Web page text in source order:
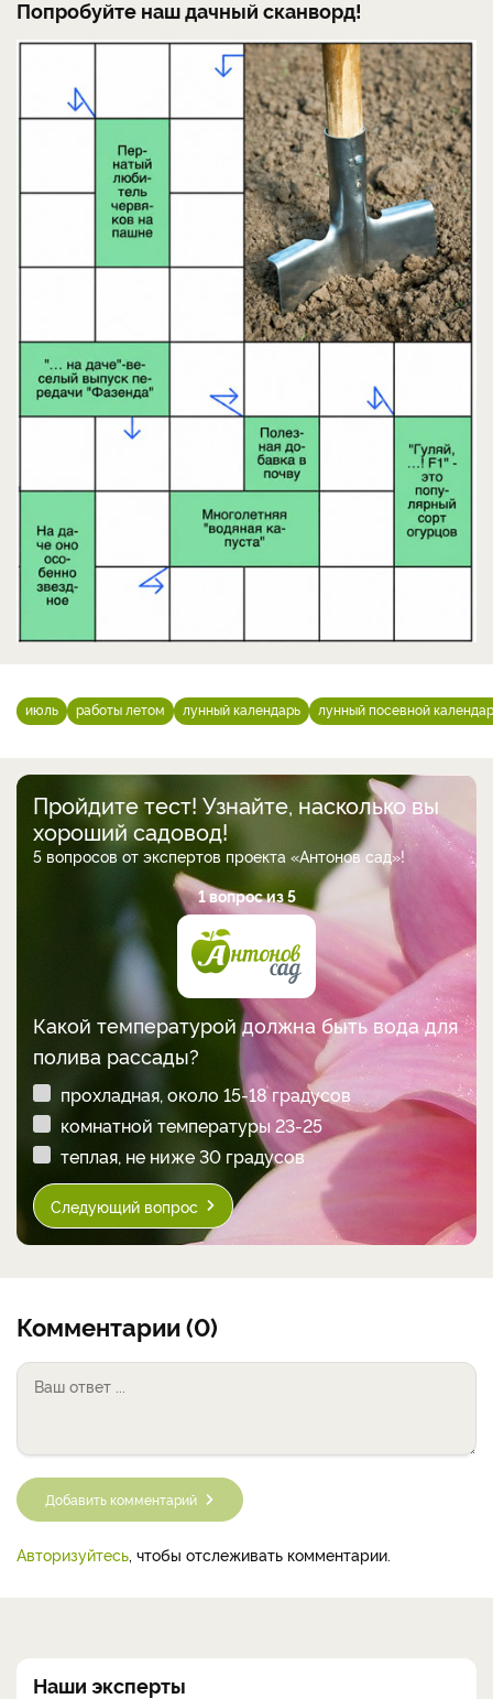
Попробуйте наш дачный сканворд!
июль работы летом лунный календарь лунный посевной
Пройдите тест! Узнайте, насколько вы
хороший садовод!
5 вопросов от экспертов проекта «Антонов сад»!
1 вопрос из 5
Какой температурой должна быть вода для
полива рассады?
прохладная, около 15-18 градусов
комнатной температуры 23-25
теплая, не ниже 30 градусов
Следующий вопрос
Комментарии (0)
Добавить комментарий
Авторизуйтесь , чтобы отслеживать комментарии.
Наши эксперты